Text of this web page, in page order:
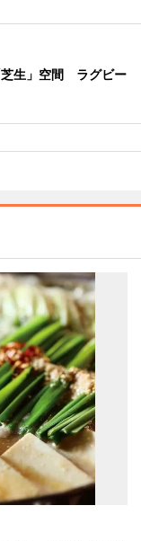
芝生」空間 ラグビー